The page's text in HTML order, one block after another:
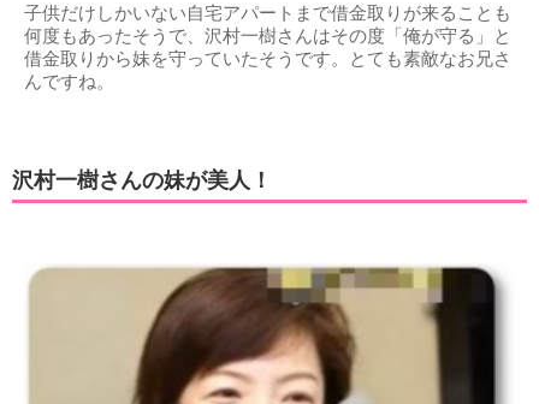
子供だけしかいない自宅アパートまで借金取りが来ることも
何度もあったそうで、沢村一樹さんはその度「俺が守る」と
借金取りから妹を守っていたそうです。とても素敵なお兄さ
んですね。
沢村一樹さんの妹が美人！